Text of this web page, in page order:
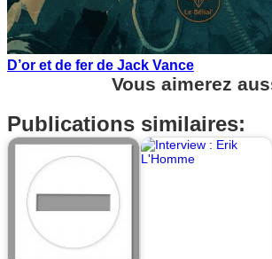
D’or et de fer de Jack Vance
Vous aimerez
Publications similaires: